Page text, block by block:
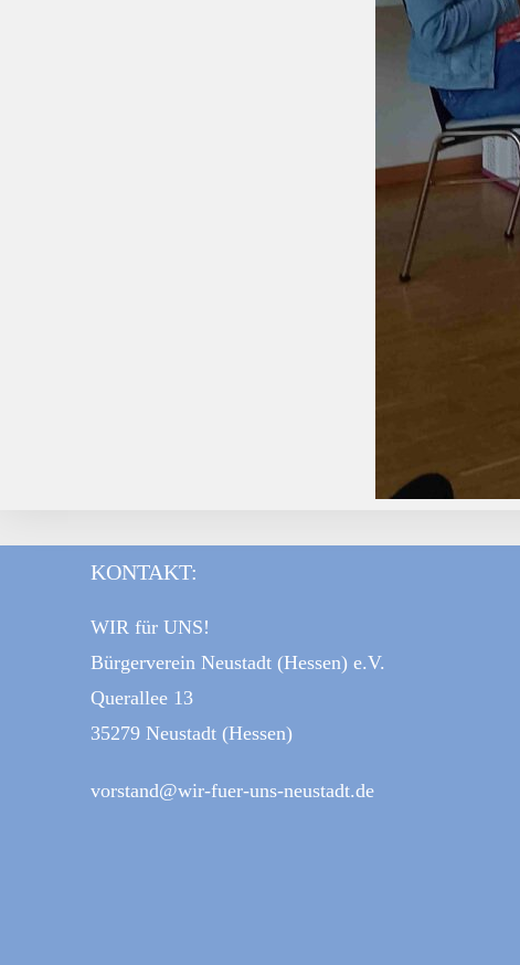
KONTAKT:
WIR für UNS!
Bürgerverein Neustadt (Hessen) e.V.
Querallee 13
35279 Neustadt (Hessen)
vorstand@wir-fuer-uns-neustadt.de